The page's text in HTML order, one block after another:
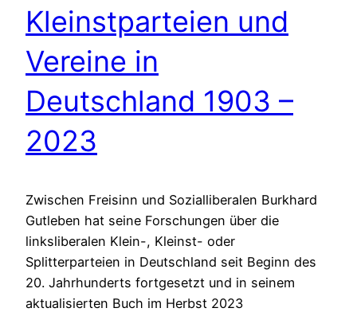
Kleinstparteien und
Vereine in
Deutschland 1903 –
2023
Zwischen Freisinn und Sozialliberalen Burkhard
Gutleben hat seine Forschungen über die
linksliberalen Klein-, Kleinst- oder
Splitterparteien in Deutschland seit Beginn des
20. Jahrhunderts fortgesetzt und in seinem
aktualisierten Buch im Herbst 2023